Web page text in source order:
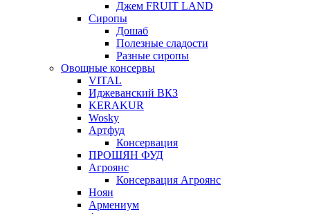
Джем FRUIT LAND
Сиропы
Дошаб
Полезные сладости
Разные сиропы
Овощные консервы
VITAL
Иджеванский ВКЗ
KERAKUR
Wosky
Артфуд
Консервация
ПРОШЯН ФУД
Агроянс
Консервация Агроянс
Ноян
Армениум